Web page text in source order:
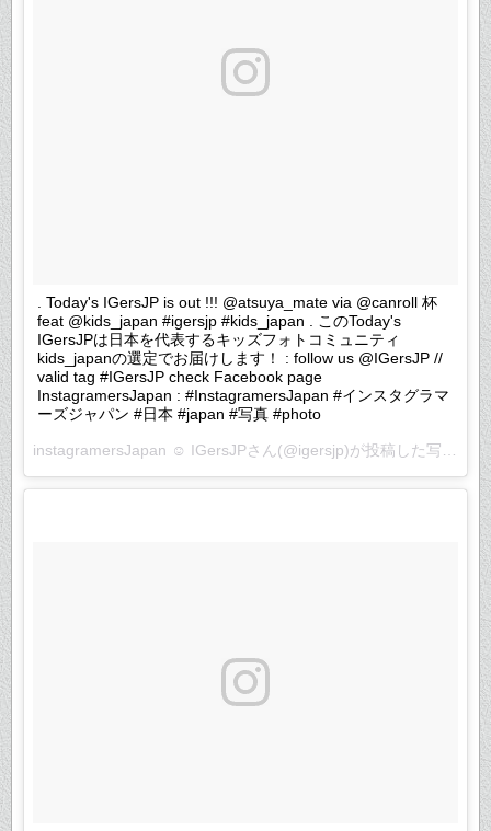
. Today's IGersJP is out !!! @atsuya_mate via @canroll 杯
feat @kids_japan #igersjp #kids_japan . このToday's
IGersJPは日本を代表するキッズフォトコミュニティ
kids_japanの選定でお届けします！ : follow us @IGersJP //
valid tag #IGersJP check Facebook page
InstagramersJapan : #InstagramersJapan #インスタグラマ
ーズジャパン #日本 #japan #写真 #photo